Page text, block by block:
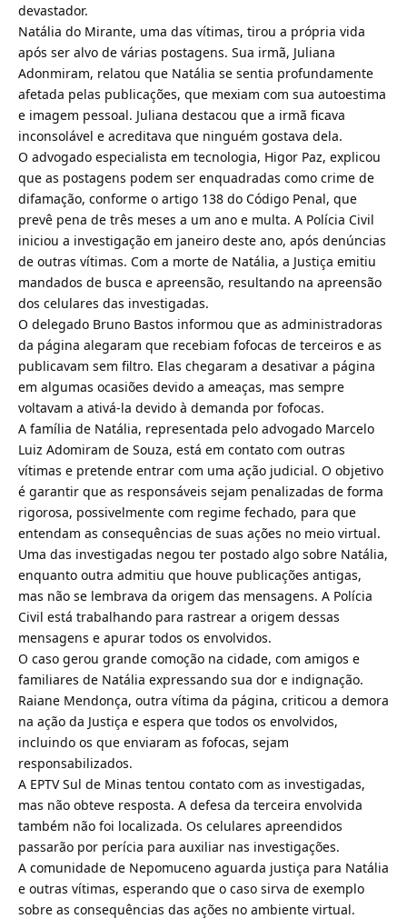
devastador.
Natália do Mirante, uma das vítimas, tirou a própria vida
após ser alvo de várias postagens. Sua irmã, Juliana
Adonmiram, relatou que Natália se sentia profundamente
afetada pelas publicações, que mexiam com sua autoestima
e imagem pessoal. Juliana destacou que a irmã ficava
inconsolável e acreditava que ninguém gostava dela.
O advogado especialista em tecnologia, Higor Paz, explicou
que as postagens podem ser enquadradas como crime de
difamação, conforme o artigo 138 do Código Penal, que
prevê pena de três meses a um ano e multa. A Polícia Civil
iniciou a investigação em janeiro deste ano, após denúncias
de outras vítimas. Com a morte de Natália, a Justiça emitiu
mandados de busca e apreensão, resultando na apreensão
dos celulares das investigadas.
O delegado Bruno Bastos informou que as administradoras
da página alegaram que recebiam fofocas de terceiros e as
publicavam sem filtro. Elas chegaram a desativar a página
em algumas ocasiões devido a ameaças, mas sempre
voltavam a ativá-la devido à demanda por fofocas.
A família de Natália, representada pelo advogado Marcelo
Luiz Adomiram de Souza, está em contato com outras
vítimas e pretende entrar com uma ação judicial. O objetivo
é garantir que as responsáveis sejam penalizadas de forma
rigorosa, possivelmente com regime fechado, para que
entendam as consequências de suas ações no meio virtual.
Uma das investigadas negou ter postado algo sobre Natália,
enquanto outra admitiu que houve publicações antigas,
mas não se lembrava da origem das mensagens. A Polícia
Civil está trabalhando para rastrear a origem dessas
mensagens e apurar todos os envolvidos.
O caso gerou grande comoção na cidade, com amigos e
familiares de Natália expressando sua dor e indignação.
Raiane Mendonça, outra vítima da página, criticou a demora
na ação da Justiça e espera que todos os envolvidos,
incluindo os que enviaram as fofocas, sejam
responsabilizados.
A EPTV Sul de Minas tentou contato com as investigadas,
mas não obteve resposta. A defesa da terceira envolvida
também não foi localizada. Os celulares apreendidos
passarão por perícia para auxiliar nas investigações.
A comunidade de Nepomuceno aguarda justiça para Natália
e outras vítimas, esperando que o caso sirva de exemplo
sobre as consequências das ações no ambiente virtual.